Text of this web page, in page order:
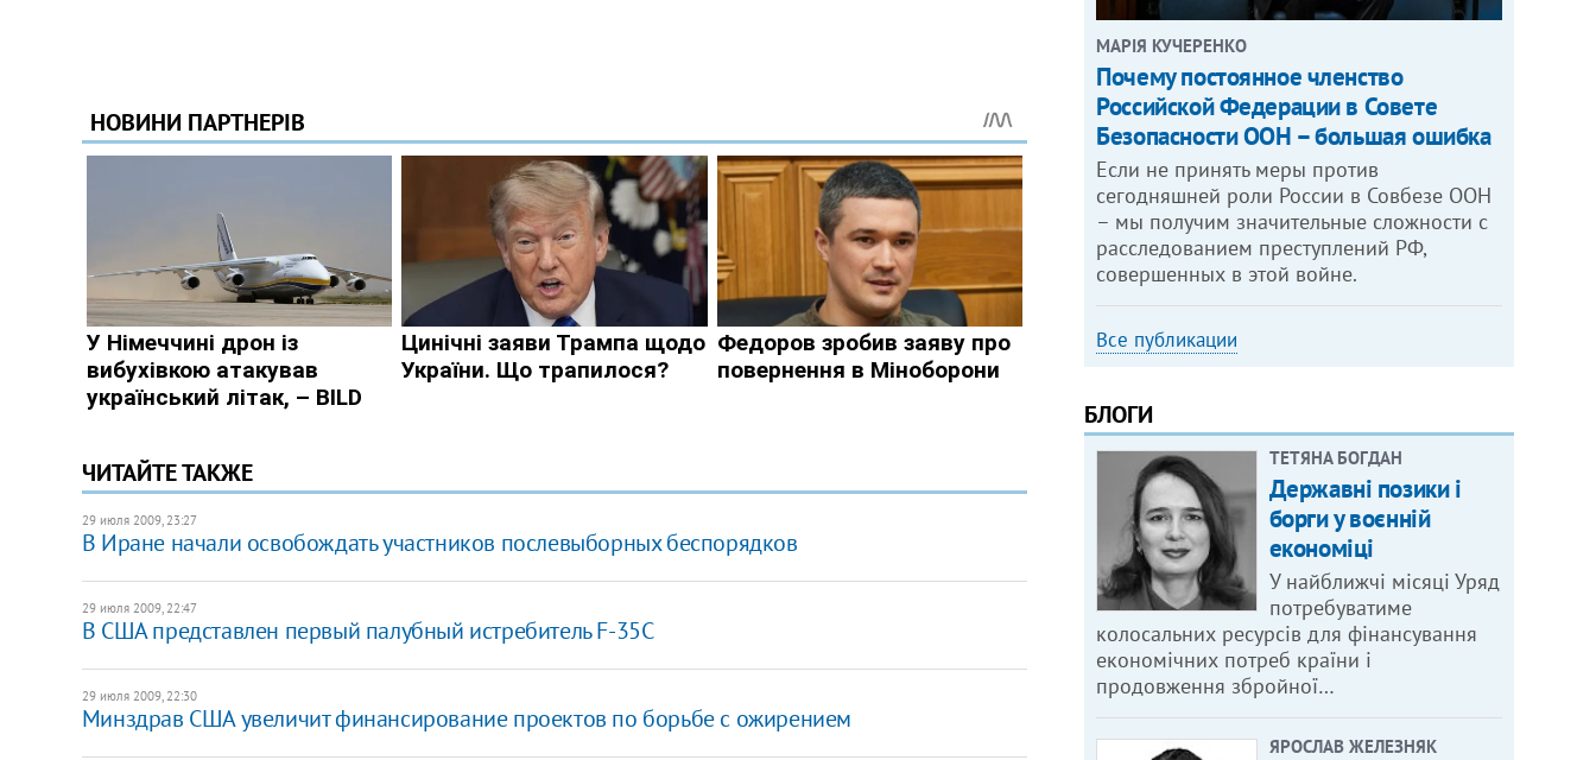
ЧИТАЙТЕ ТАКЖЕ
29 июля 2009, 23:27
В Иране начали освобождать участников послевыборных беспорядков
29 июля 2009, 22:47
В США представлен первый палубный истребитель F-35C
29 июля 2009, 22:30
Минздрав США увеличит финансирование проектов по борьбе с ожирением
МАРІЯ КУЧЕРЕНКО
​Почему постоянное членство
Российской Федерации в Совете
Безопасности ООН – большая ошибка
Если не принять меры против
сегодняшней роли России в Совбезе ООН
– мы получим значительные сложности с
расследованием преступлений РФ,
совершенных в этой войне.
Все публикации
БЛОГИ
ТЕТЯНА БОГДАН
Державні позики і
борги у воєнній
економіці
У найближчі місяці Уряд
потребуватиме
колосальних ресурсів для фінансування
економічних потреб країни і
продовження збройної…
ЯРОСЛАВ ЖЕЛЕЗНЯК